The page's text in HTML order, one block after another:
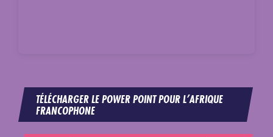
TÉLÉCHARGER LE POWER POINT POUR L’AFRIQUE
FRANCOPHONE